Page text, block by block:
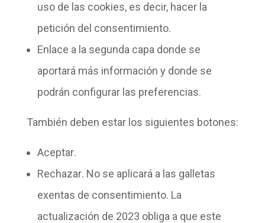
uso de las cookies, es decir, hacer la
petición del consentimiento.
Enlace a la segunda capa donde se
aportará más información y donde se
podrán configurar las preferencias.
También deben estar los siguientes botones:
Aceptar.
Rechazar. No se aplicará a las galletas
exentas de consentimiento. La
actualización de 2023 obliga a que este